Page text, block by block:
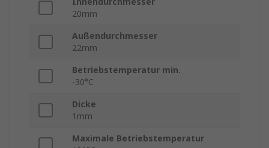
20mm
Außendurchmesser
22mm
Betriebstemperatur min.
-30°C
Dicke
1mm
Maximale Betriebstemperatur